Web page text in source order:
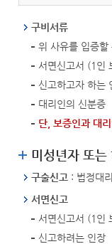
구비서류
위 사유를 입증
서면신고서 (1인
신고하고자 하는
대리인의 신분증
단, 보증인과 대
미성년자 또는
구술신고 : 법정대
서면신고
서면신고서 (1인
신고하려는 인장